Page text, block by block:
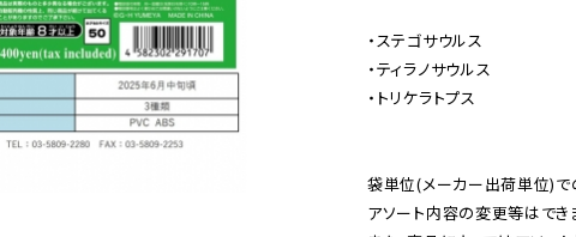
・ステゴサウルス
・ティラノサウルス
・トリケラトプス
袋単位(メーカー出荷単位)で
アソート内容の変更等はでき